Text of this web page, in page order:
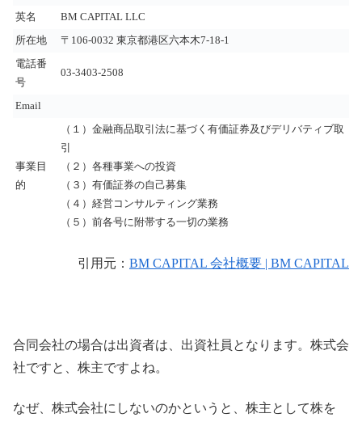
英名 BM CAPITAL LLC
所在地 〒106-0032 東京都港区六本木7-18-1
電話番
号
03-3403-2508
Email
事業目
的
（１）金融商品取引法に基づく有価証券及びデリバティブ取
引
（２）各種事業への投資
（３）有価証券の自己募集
（４）経営コンサルティング業務
（５）前各号に附帯する一切の業務
引用元： BM CAPITAL 会社概要 | BM CAPITAL
合同会社の場合は出資者は、出資社員となります。株式会
社ですと、株主ですよね。
なぜ、株式会社にしないのかというと、株主として株を